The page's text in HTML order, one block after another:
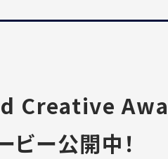
Creative
ビー公開中！